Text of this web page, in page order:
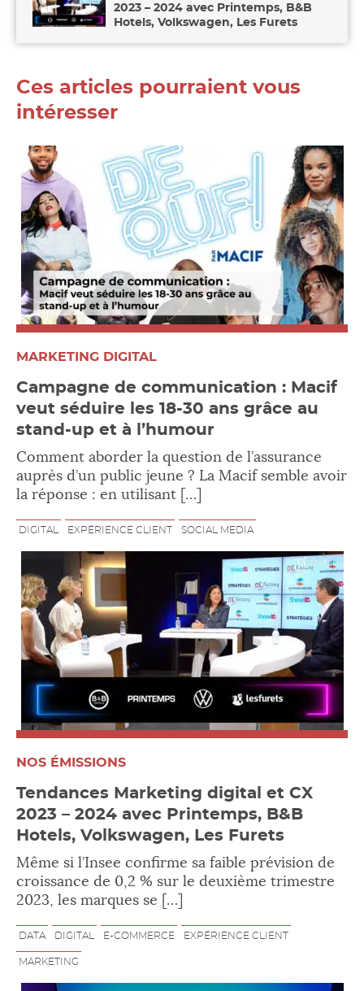
2023 – 2024 avec Printemps, B&B
Hotels, Volkswagen, Les Furets
Ces articles pourraient vous
intéresser
MARKETING DIGITAL
Campagne de communication : Macif
veut séduire les 18-30 ans grâce au
stand-up et à l’humour
Comment aborder la question de l’assurance
auprès d’un public jeune ? La Macif semble avoir
la réponse : en utilisant […]
DIGITAL EXPÉRIENCE CLIENT SOCIAL MEDIA
NOS ÉMISSIONS
Tendances Marketing digital et CX
2023 – 2024 avec Printemps, B&B
Hotels, Volkswagen, Les Furets
Même si l’Insee confirme sa faible prévision de
croissance de 0,2 % sur le deuxième trimestre
2023, les marques se […]
DATA DIGITAL E-COMMERCE EXPÉRIENCE CLIENT
MARKETING